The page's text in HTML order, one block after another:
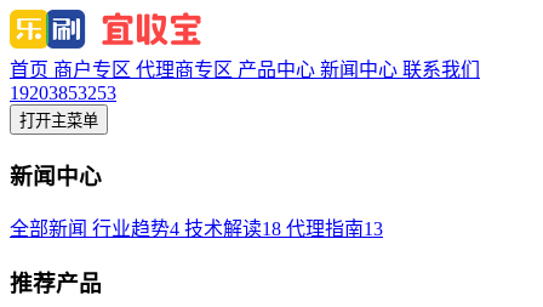
首页 商户专区 代理商专区 产品中心 新闻中心 联系我们
19203853253
打开主菜单
新闻中心
全部新闻 行业趋势4 技术解读18 代理指南13
推荐产品